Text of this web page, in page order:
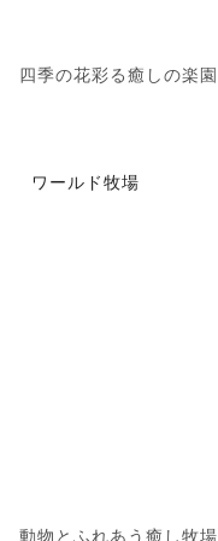
四季の花彩る癒しの楽園
ワールド牧場
動物とふれあう癒し牧場